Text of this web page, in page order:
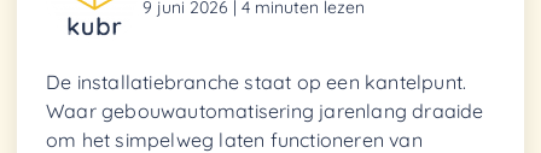
9 juni 2026 | 4 minuten lezen
De installatiebranche staat op een kantelpunt.
Waar gebouwautomatisering jarenlang draaide
om het simpelweg laten functioneren van